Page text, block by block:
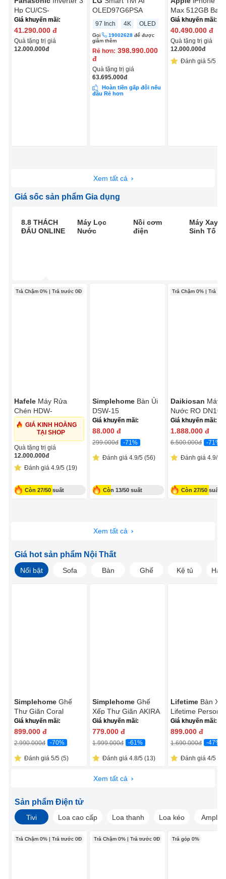
Hp CU/CS-
NZ24CF1H-8N
Giá khuyến mãi:
41.290.000 đ
Quà tặng trị giá
12.000.000đ
OLED97G6PSA
97 Inch 4K OLED
Gọi 19002628 để được
giảm thêm
Rẻ hơn: 398.990.000
đ
Quà tặng trị giá
63.695.000đ
Hoàn tiền gấp đôi nếu
đâu Rẻ hơn
Max 512GB Bạc
Giá khuyến mãi:
40.490.000 đ
Quà tặng trị giá
12.000.000đ
Đánh giá 5/5
Xem tất cả
Giá sốc sản phẩm Gia dụng
8.8 THÁCH
ĐẤU ONLINE
Máy Lọc
Nước
Nồi cơm
điện
Máy Xay
Sinh Tố
Trả Chậm 0% | Trả trước 0Đ
Hafele Máy Rửa
Chén HDW-
T5531B/538.21.350
GIÁ KINH HOÀNG
TẠI SHOP
Quà tặng trị giá
12.000.000đ
Đánh giá 4.9/5 (19)
Còn 27/50 suất
Simplehome Bàn Ủi
DSW-15
Giá khuyến mãi:
88.000 đ
299.000đ -71%
Đánh giá 4.9/5 (56)
Còn 13/50 suất
Trả Chậm 0% | Trả
Daikiosan Máy
Nước RO
Lõi RO Mỹ
Giá khuyến mãi:
1.888.000 đ
6.500.000đ -71%
Đánh giá 4.9/5
Còn 27/50 suất
Xem tất cả
Giá hot sản phẩm Nội Thất
Nổi bật Sofa Bàn Ghế Kệ tủ
Simplehome Ghế
Thư Giãn Coral
ECOC005R Đỏ
Giá khuyến mãi:
899.000 đ
2.990.000đ -70%
Đánh giá 5/5 (5)
Simplehome Ghế
Xếp Thư Giãn AKIRA
ECOC016C Xám
Giá khuyến mãi:
779.000 đ
1.999.000đ -61%
Đánh giá 4.8/5 (13)
Lifetime Bàn
Lifetime Personal
Giá khuyến mãi:
899.000 đ
1.690.000đ -47%
Đánh giá 4/5 (1)
Xem tất cả
Sản phẩm Điện tử
Tivi Loa cao cấp Loa thanh Loa kéo Amply
Trả Chậm 0% | Trả trước 0Đ Trả Chậm 0% | Trả trước 0Đ Trả góp 0%